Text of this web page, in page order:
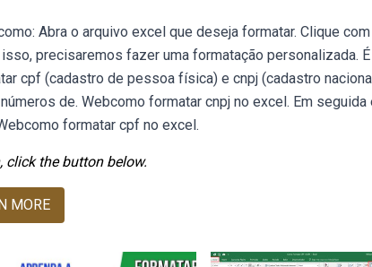
Abra o arquivo excel que deseja formatar. Clique
precisaremos fazer uma formatação personalizada. É
cpf (cadastro de pessoa física) e cnpj (cadastro
de. Webcomo formatar cnpj no excel. Em seguida
formatar cpf no excel.
click the button below.
MORE